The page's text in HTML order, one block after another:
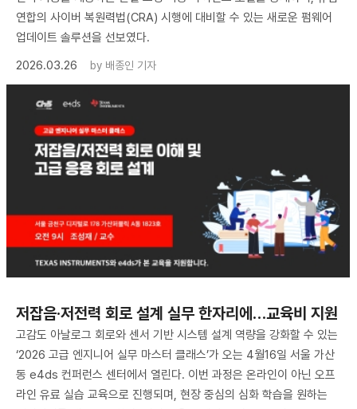
연합의 사이버 복원력법(CRA) 시행에 대비할 수 있는 새로운 펌웨어
업데이트 솔루션을 선보였다.
2026.03.26
by 배종인 기자
저잡음·저전력 회로 설계 실무 한자리에…교육비 지원
고감도 아날로그 회로와 센서 기반 시스템 설계 역량을 강화할 수 있는
‘2026 고급 엔지니어 실무 마스터 클래스’가 오는 4월16일 서울 가산
동 e4ds 컨퍼런스 센터에서 열린다. 이번 과정은 온라인이 아닌 오프
라인 유료 실습 교육으로 진행되며, 현장 중심의 심화 학습을 원하는